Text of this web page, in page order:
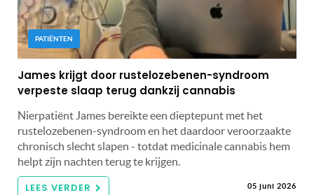
PATIËNTEN
James krijgt door rustelozebenen-syndroom
verpeste slaap terug dankzij cannabis
Nierpatiënt James bereikte een dieptepunt met het
rustelozebenen-syndroom en het daardoor veroorzaakte
chronisch slecht slapen - totdat medicinale cannabis hem
helpt zijn nachten terug te krijgen.
LEES VERDER 05 juni 2026